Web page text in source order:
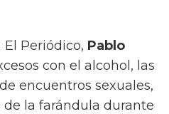
Periódico, Pablo
con el alcohol, las
encuentros sexuales,
la farándula durante